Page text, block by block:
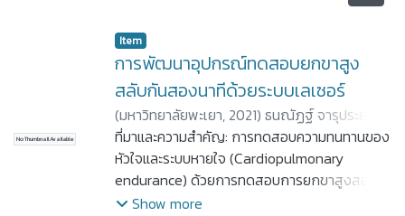
No Thumbnail Available
Item
การพัฒนาอุปกรณ์ทดสอบยกขาสูง
สลับกันสองนาทีด้วยระบบเลเซอร์
(มหาวิทยาลัยพะเยา, 2021) ธนณัฏฐ์ จารุประยงค์
อานุชา ธัญญา
ที่มาและความสำคัญ: การทดสอบความทนทานของ
หัวใจและระบบหายใจ (Cardiopulmonary
endurance) ด้วยการทดสอบการยกขาสูงสอง
นาที (2 minute step test; 2MST) เป็นอีกหนึ่ง
Show more